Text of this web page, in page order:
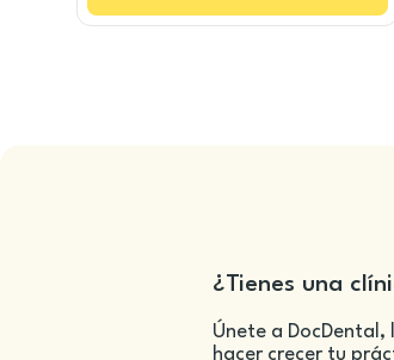
¿Tienes una
Únete a
hacer crecer tu